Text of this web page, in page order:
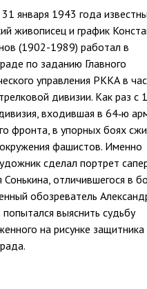
января 1943 года
живописец и график
(1902-1989) работал в
по заданию Главного
управления РККА в
дивизии. Как раз с
входившая в 64‑ю
фронта, в упорных боях
фашистов. Именно
сделал портрет
Сонькина, отличившегося в
обозреватель
выяснить судьбу
на рисунке защитника